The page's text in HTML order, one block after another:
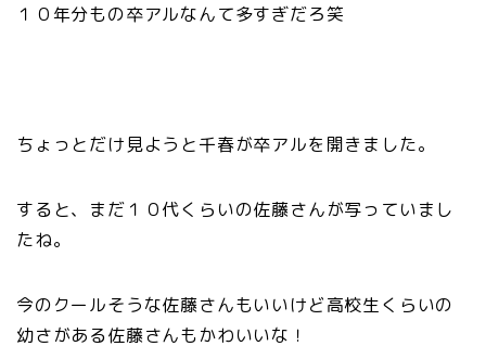
１０年分もの卒アルなんて多すぎだろ笑
ちょっとだけ見ようと千春が卒アルを開きました。
すると、まだ１０代くらいの佐藤さんが写っていまし
たね。
今のクールそうな佐藤さんもいいけど高校生くらいの
幼さがある佐藤さんもかわいいな！